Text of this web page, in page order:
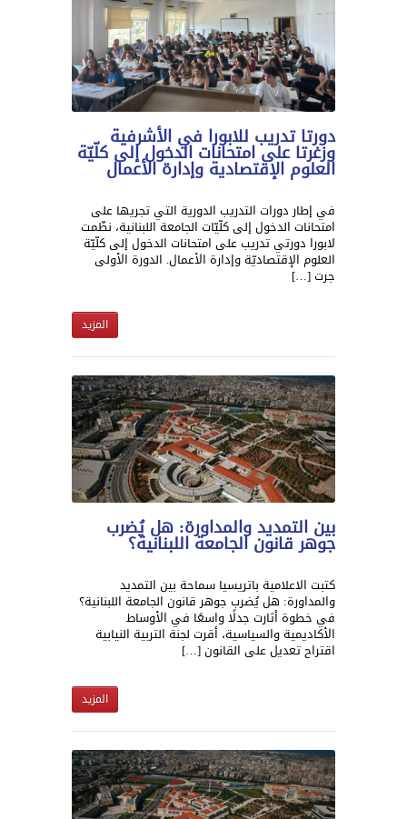
دورتا تدريب للابورا في الأشرفية
وزغرتا على امتحانات الدخول إلى كلّيّة
العلوم الإقتصادية وإدارة الأعمال
في إطار دورات التدريب الدورية التي تجريها على
امتحانات الدخول إلى كلّيّات الجامعة اللبنانية، نظّمت
لابورا دورتي تدريب على امتحانات الدخول إلى كلّيّة
العلوم الإقتصاديّة وإدارة الأعمال. الدورة الأولى
جرت […]
المزيد
بين التمديد والمداورة: هل يُضرب
جوهر قانون الجامعة اللبنانية؟
كتبت الاعلامية باتريسيا سماحة بين التمديد
والمداورة: هل يُضرب جوهر قانون الجامعة اللبنانية؟
في خطوة أثارت جدلًا واسعًا في الأوساط
الأكاديمية والسياسية، أقرت لجنة التربية النيابية
اقتراح تعديل على القانون […]
المزيد